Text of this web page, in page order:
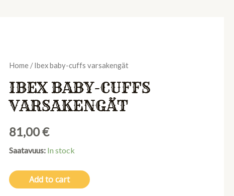
Home/ Ibex baby-cuffs varsakengät
IBEX BABY-CUFFS
VARSAKENGÄT
81,00€
Saatavuus: In stock
Add to cart